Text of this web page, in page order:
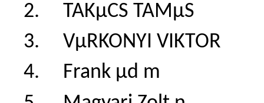
2. TAKµCS
3. VµRKONYI
4. Frank µd m